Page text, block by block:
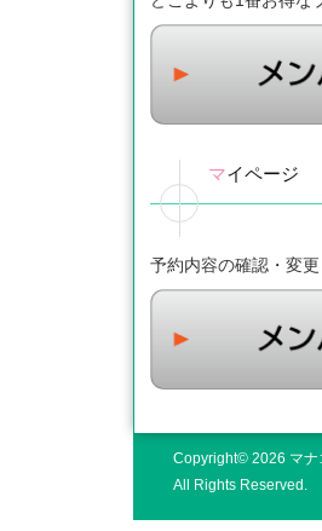
マイページ
予約内容の確認・変
Copyright© 2026 マナ
All Rights Reserved.